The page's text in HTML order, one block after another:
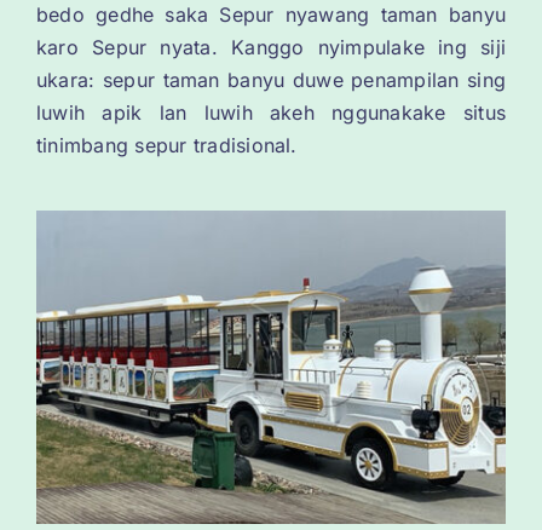
bedo gedhe saka Sepur nyawang taman banyu
karo Sepur nyata. Kanggo nyimpulake ing siji
ukara: sepur taman banyu duwe penampilan sing
luwih apik lan luwih akeh nggunakake situs
tinimbang sepur tradisional.